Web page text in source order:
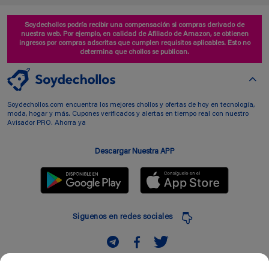
Soydechollos podría recibir una compensación si compras derivado de
nuestra web. Por ejemplo, en calidad de Afiliado de Amazon, se obtienen
ingresos por compras adscritas que cumplen requisitos aplicables. Esto no
determina que chollos se publican.
Soydechollos.com encuentra los mejores chollos y ofertas de hoy en tecnología,
moda, hogar y más. Cupones verificados y alertas en tiempo real con nuestro
Avisador PRO. Ahorra ya
Descargar Nuestra APP
Siguenos en redes sociales